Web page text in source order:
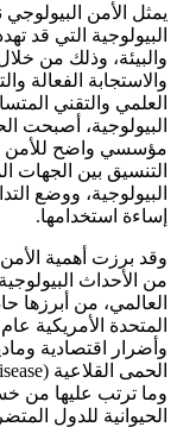
يمثل الأمن البيولوجي
البيولوجية التي قد
والبيئة، وذلك من
والاستجابة الفعالة
العلمي والتقني
البيولوجية، أصبحت
مؤسسي واضح للأمن
التنسيق بين الجهات
البيولوجية، ووضع
إساءة استخدامها.
وقد برزت أهمية
من الأحداث
وأضرار اقتصادية
وما ترتب عليها من
الحيوانية للدول